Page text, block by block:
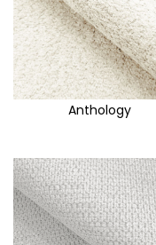
Anthology